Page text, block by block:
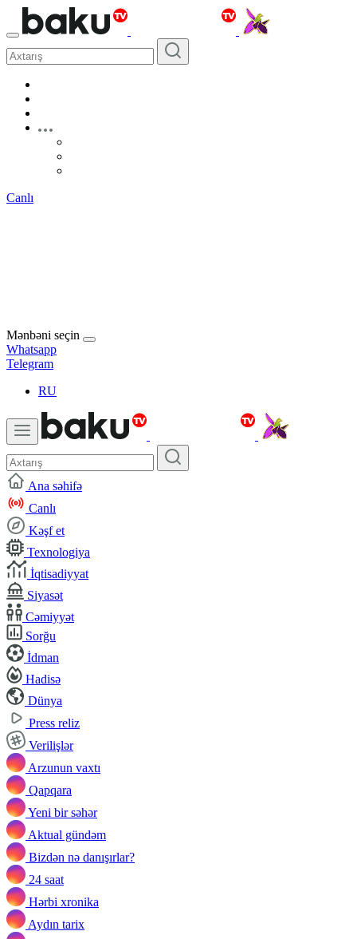
Canlı
Mənbəni seçin
Whatsapp
Telegram
RU
Ana səhifə
Canlı
Kəşf et
Texnologiya
İqtisadiyyat
Siyasət
Cəmiyyət
Sorğu
İdman
Hadisə
Dünya
Press reliz
Verilişlər
Arzunun vaxtı
Qapqara
Yeni bir səhər
Aktual gündəm
Bizdən nə danışırlar?
24 saat
Hərbi xronika
Aydın tarix